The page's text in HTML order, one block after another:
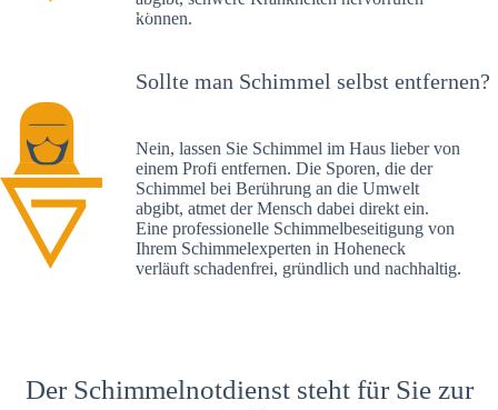
Sie haben einenkönnen.
Sollte man Schimmel selbst entfernen?
Nein, lassen Sie Schimmel im Haus lieber von
einem Profi entfernen. Die Sporen, die der
Schimmel bei Berührung an die Umwelt
abgibt, atmet der Mensch dabei direkt ein.
Eine professionelle Schimmelbeseitigung von
Ihrem Schimmelexperten in Hoheneck
verläuft schadenfrei, gründlich und nachhaltig.
Der Schimmelnotdienst steht für Sie zur